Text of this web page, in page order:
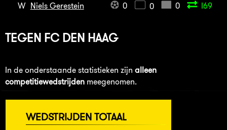
W Niels Gerestein 0 0 0 I69
TEGEN FC DEN HAAG
In de onderstaande statistieken zijn alleen
competitiewedstrijden meegenomen.
WEDSTRIJDEN TOTAAL